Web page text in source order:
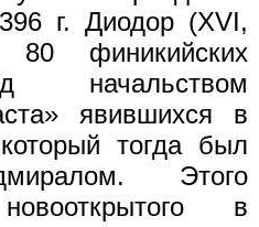
г. Диодор (XVI,
финикийских
начальством
явившихся в
тогда был
Этого
в